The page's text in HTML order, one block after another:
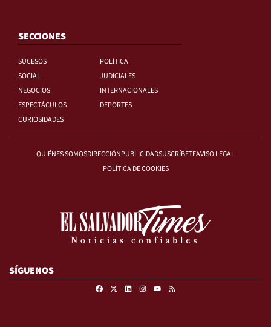
SECCIONES
SUCESOS
POLÍTICA
SOCIAL
JUDICIALES
NEGOCIOS
INTERNACIONALES
ESPECTÁCULOS
DEPORTES
CURIOSIDADES
QUIÉNES SOMOSDIRECCIÓNPUBLICIDADSUSCRÍBETEAVISO LEGAL
POLÍTICA DE COOKIES
SÍGUENOS
FacebookLinkedinInstagram